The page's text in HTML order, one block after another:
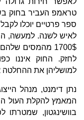
טראמפ העביר בחוק
לאיש לשנה. למעשה,
1700$ מהמסים
לחזק. החוק איננו
למושליהן את
המאמץ להקלת העול
בוושינגטון, שמטרתו